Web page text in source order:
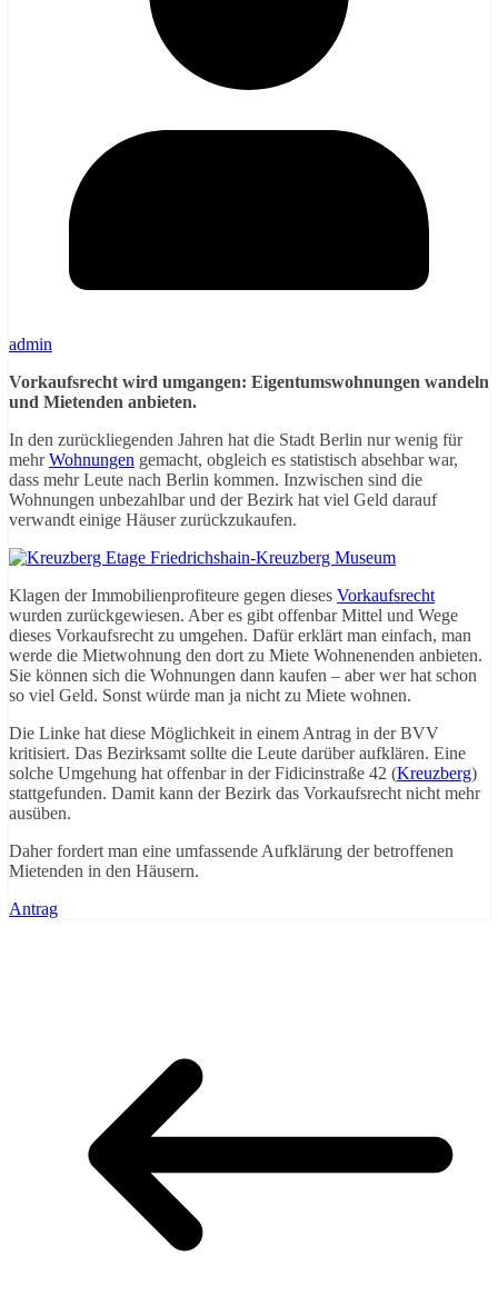
admin
Vorkaufsrecht wird umgangen: Eigentumswohnungen wandeln
und Mietenden anbieten.
In den zurückliegenden Jahren hat die Stadt Berlin nur wenig für
mehrWohnungen gemacht, obgleich es statistisch absehbar war,
dass mehr Leute nach Berlin kommen. Inzwischen sind die
Wohnungen unbezahlbar und der Bezirk hat viel Geld darauf
verwandt einige Häuser zurückzukaufen.
Klagen der Immobilienprofiteure gegen dieses Vorkaufsrecht
wurden zurückgewiesen. Aber es gibt offenbar Mittel und Wege
dieses Vorkaufsrecht zu umgehen. Dafür erklärt man einfach, man
werde die Mietwohnung den dort zu Miete Wohnenenden anbieten.
Sie können sich die Wohnungen dann kaufen – aber wer hat schon
so viel Geld. Sonst würde man ja nicht zu Miete wohnen.
Die Linke hat diese Möglichkeit in einem Antrag in der BVV
kritisiert. Das Bezirksamt sollte die Leute darüber aufklären. Eine
solche Umgehung hat offenbar in der Fidicinstraße 42 (Kreuzberg)
stattgefunden. Damit kann der Bezirk das Vorkaufsrecht nicht mehr
ausüben.
Daher fordert man eine umfassende Aufklärung der betroffenen
Mietenden in den Häusern.
Antrag